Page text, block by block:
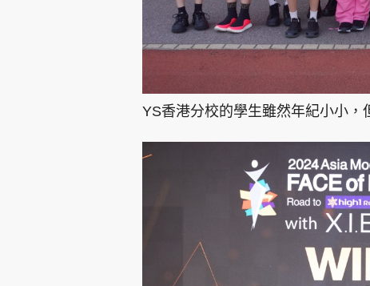
YS香港分校的學生雖然年紀小小，